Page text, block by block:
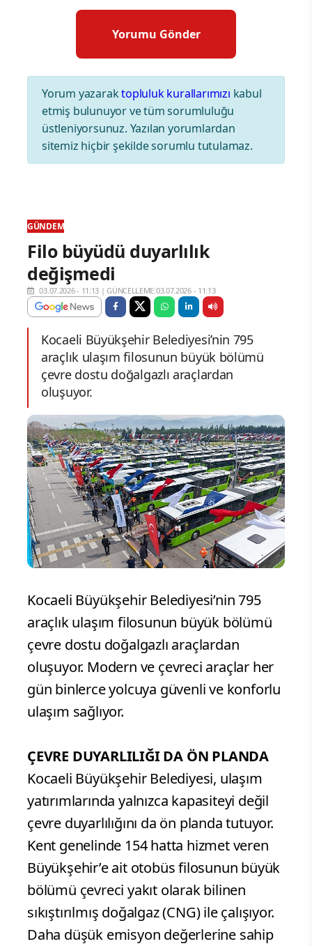
Yorum yazaraktopluluk kurallarımızı kabul
etmiş bulunuyor ve tüm sorumluluğu
üstleniyorsunuz. Yazılan yorumlardan
sitemiz hiçbir şekilde sorumlu tutulamaz.
GÜNDEM
Filo büyüdü duyarlılık
değişmedi
03.07.2026 - 11:13 |GÜNCELLEME:03.07.2026 - 11:13
Kocaeli Büyükşehir Belediyesi’nin 795
araçlık ulaşım filosunun büyük bölümü
çevre dostu doğalgazlı araçlardan
oluşuyor.
Kocaeli Büyükşehir Belediyesi’nin 795
araçlık ulaşım filosunun büyük bölümü
çevre dostu doğalgazlı araçlardan
oluşuyor. Modern ve çevreci araçlar her
gün binlerce yolcuya güvenli ve konforlu
ulaşım sağlıyor.
ÇEVRE DUYARLILIĞI DA ÖN PLANDA
Kocaeli Büyükşehir Belediyesi, ulaşım
yatırımlarında yalnızca kapasiteyi değil
çevre duyarlılığını da ön planda tutuyor.
Kent genelinde 154 hatta hizmet veren
Büyükşehir’e ait otobüs filosunun büyük
bölümü çevreci yakıt olarak bilinen
sıkıştırılmış doğalgaz (CNG) ile çalışıyor.
Daha düşük emisyon değerlerine sahip